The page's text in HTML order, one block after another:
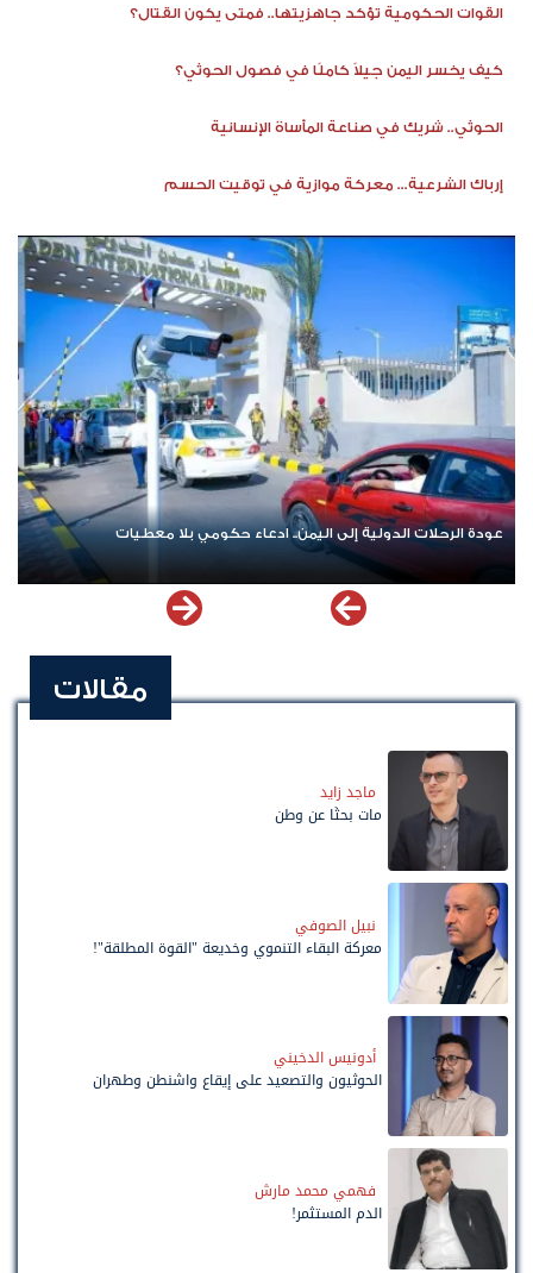
القوات الحكومية تؤكد جاهزيتها.. فمتى يكون القتال؟
كيف يخسر اليمن جيلاً كاملًا في فصول الحوثي؟
الحوثي.. شريك في صناعة المأساة الإنسانية
إرباك الشرعية... معركة موازية في توقيت الحسم
عودة الرحلات الدولية إلى اليمن.. ادعاء حكومي بلا معطيات
مقالات
ماجد زايد
مات بحثًا عن وطن
نبيل الصوفي
معركة البقاء التنموي وخديعة "القوة المطلقة"!
أدونيس الدخيني
الحوثيون والتصعيد على إيقاع واشنطن وطهران
فهمي محمد مارش
الدم المستثمر!